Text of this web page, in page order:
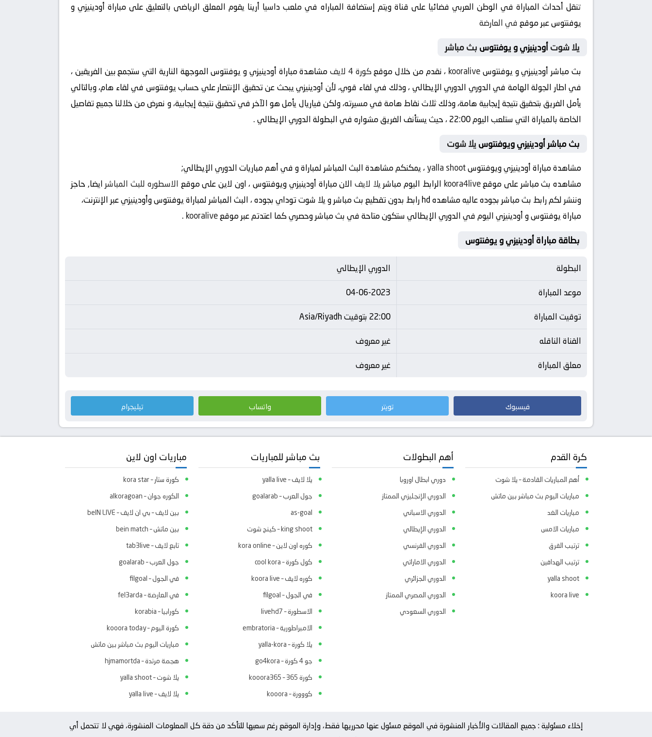
تنقل أحداث المباراة في الوطن العربي فضائيا على قناة ويتم إستضافة المباراه في ملعب داسيا أرينا يقوم المعلق الرياضى بالتعليق على مباراة أودينيزي و
يوفنتوس عبر موقعفي العارضة
يلا شوتأودينيزي و يوفنتوس بث مباشر
بث مباشر أودينيزي و يوفنتوسkooralive ، نقدم من خلال موقعكورة 4 لايف
مشاهدة مباراة أودينيزي و يوفنتوس الموجهة النارية التي ستجمع بين الفريقين ،
في اطار الجولة الهامة في الدوري الدوري الإيطالي ، وذلك في لقاء قوي، لأن أودينيزي يبحث عن تحقيق الإنتصار علي حساب يوفنتوس في لقاء هام، وبالتالي
يأمل الفريق بتحقيق نتيجة إيجابية هامة، وذلك ثلاث نقاط هامة في مسيرته، ولكن فياريال يأمل هو الآخر في تحقيق نتيجة إيجابية، و نعرض من خلالنا جميع تفاصيل
الخاصة بالمباراة التي ستلعب اليوم 22:00 ، حيث يستأنف الفريق مشواره في البطولة الدوري الإيطالي .
بث مباشر أودينيزي ويوفنتوس يلا شوت
مشاهدة مباراة أودينيزي ويوفنتوسyalla shoot ، يمكنكم مشاهدة البث المباشر لمباراة و في أهم مباريات الدوري الإيطالي;
مشاهده بث مباشر على موقعkoora4live الرابط اليوم مباشر يلا لايف الان مباراة أودينيزي ويوفنتوس ، اون لاين على موقع الاسطوره للبث المباشر ايضا, حاجز
وننشر لكم رابط بث مباشر بجوده عاليه مشاهده hd رابط بدون تقطيع بث مباشر و يلا شوت توداي بجوده ، البث المباشر لمباراة يوفنتوس وأودينيزي عبر الإنترنت،
مباراة يوفنتوس و أودينيزي اليوم في الدوري الإيطالي ستكون متاحة في بث مباشر وحصري كما اعتدتم عبر موقعkooralive
.
بطاقة مباراة أودينيزي و يوفنتوس
البطولة
الدوري الإيطالي
موعد المباراة
04-06-2023
توقيت المباراة
22:00 بتوقيت Asia/Riyadh
القناة الناقله
غير معروف
معلق المباراة
غير معروف
فيسبوك تويتر واتساب تيليجرام
كرة القدم
أهم المباريات القادمة – يلا شوت
مباريات اليوم بث مباشر بين ماتش
مباريات الغد
مباريات الامس
ترتيب الفرق
ترتيب الهدافين
yalla shoot
koora live
أهم البطولات
دوري ابطال اوروبا
الدوري الإنجليزي الممتاز
الدوري الاسباني
الدوري الإيطالي
الدوري الفرنسي
الدوري الاماراتي
الدوري الجزائري
الدوري المصري الممتاز
الدوري السعودي
بث مباشر للمباريات
يلا لايف – yalla live
جول العرب – goalarab
as-goal
king shoot – كينج شوت
كوره اون لاين – kora online
كول كورة – cool kora
كوره لايف – koora live
في الجول – filgoal
الاسطورة – livehd7
الامبراطورية – embratoria
يلا كورة – yalla-kora
جو 4 كورة – go4kora
كورة 365 – kooora365
كووورة – kooora
مباريات اون لاين
كورة ستار – kora star
الكوره جوان – alkoragoan
بين لايف – بي ان لايف – beIN LIVE
بين ماتش – bein match
تابع لايف – tab3live
جول العرب – goalarab
في الجول – filgoal
في العارضة – fel3arda
كورابيا – korabia
كورة اليوم – kooora today
مباريات اليوم بث مباشر بين ماتش
هجمة مرتدة – hjmamortda
يلا شوت – yalla shoot
يلا لايف – yalla live
إخلاء مسئولية : جميع المقالات والأخبار المنشورة في الموقع مسئول عنها محرريها فقط، وإدارة الموقع رغم سعيها للتأكد من دقة كل المعلومات المنشورة، فهي لا تتحمل أي